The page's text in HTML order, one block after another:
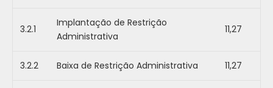
3.2.1
Implantação de Restrição
Administrativa
11,27
3.2.2 Baixa de Restrição Administrativa 11,27